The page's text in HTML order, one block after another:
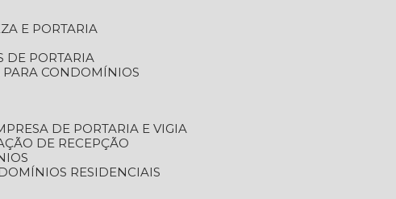
E PORTARIA
DE PORTARIA
PARA CONDOMÍNIOS
DE PORTARIA E VIGIA
DE RECEPÇÃO
RESIDENCIAIS